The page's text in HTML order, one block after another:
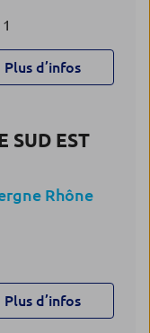
Plus d’infos
SUD EST
Rhône
Plus d’infos